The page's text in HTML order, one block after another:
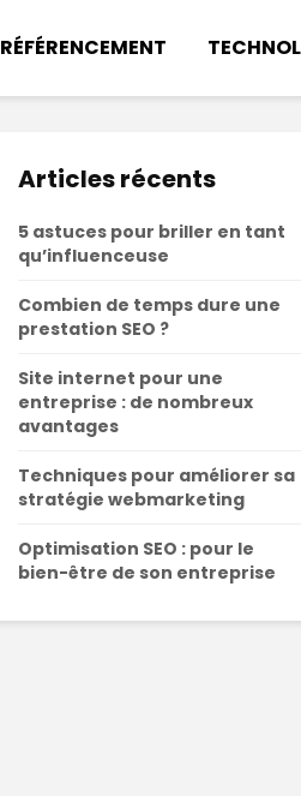
RÉFÉRENCEMENT
Articles récents
5 astuces pour briller en tant
qu’influenceuse
Combien de temps dure une
prestation SEO ?
Site internet pour une
entreprise : de nombreux
avantages
Techniques pour améliorer sa
stratégie webmarketing
Optimisation SEO : pour le
bien-être de son entreprise